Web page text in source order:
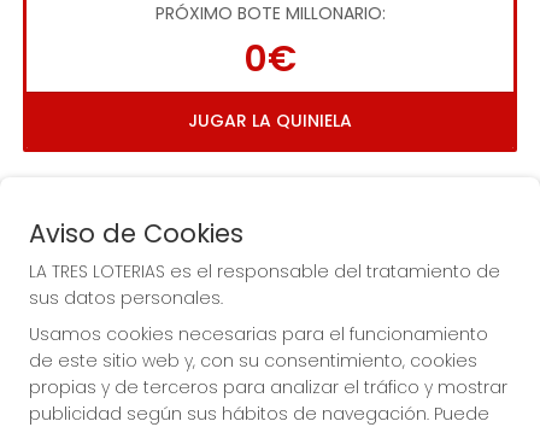
PRÓXIMO BOTE MILLONARIO:
0€
JUGAR LA QUINIELA
¡La Tres Loterias te desea Mucha Suerte!
Aviso de Cookies
LA TRES LOTERIAS es el responsable del tratamiento de
sus datos personales.
Usamos cookies necesarias para el funcionamiento
de este sitio web y, con su consentimiento, cookies
propias y de terceros para analizar el tráfico y mostrar
publicidad según sus hábitos de navegación. Puede